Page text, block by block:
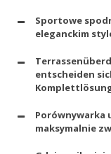
Sportowe
eleganckim
entscheiden
Porównywarka
maksymalnie